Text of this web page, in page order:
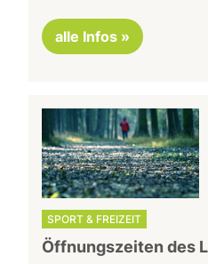
alle Infos »
SPORT & FREIZEIT
Öffnungszeiten des